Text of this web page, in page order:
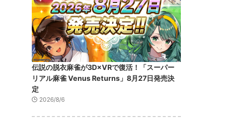
伝説の脱衣麻雀が3D×VRで復活！「スーパー
リアル麻雀 Venus Returns」8月27日発売決
定
2026/8/6